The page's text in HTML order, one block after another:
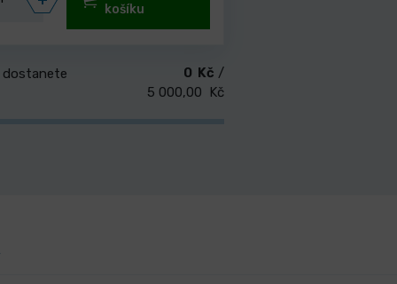
košíku
dostanete
0 Kč /
5 000,00 Kč